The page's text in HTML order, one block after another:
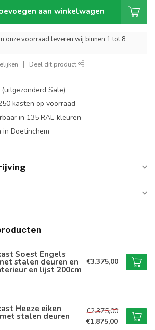
aan winkelwagen
onze voorraad leveren wij binnen 1 tot 8
Deel dit product
Sale)
kasten op voorraad
in 135 RAL-kleuren
Doetinchem
Soest Engels
stalen deuren en
en lijst 200cm
€3.375,00
Heeze eiken
stalen deuren
€2.375,00
€1.875,00